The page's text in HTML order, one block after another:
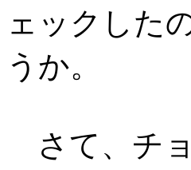
ェックした
うか。
さて、チョ